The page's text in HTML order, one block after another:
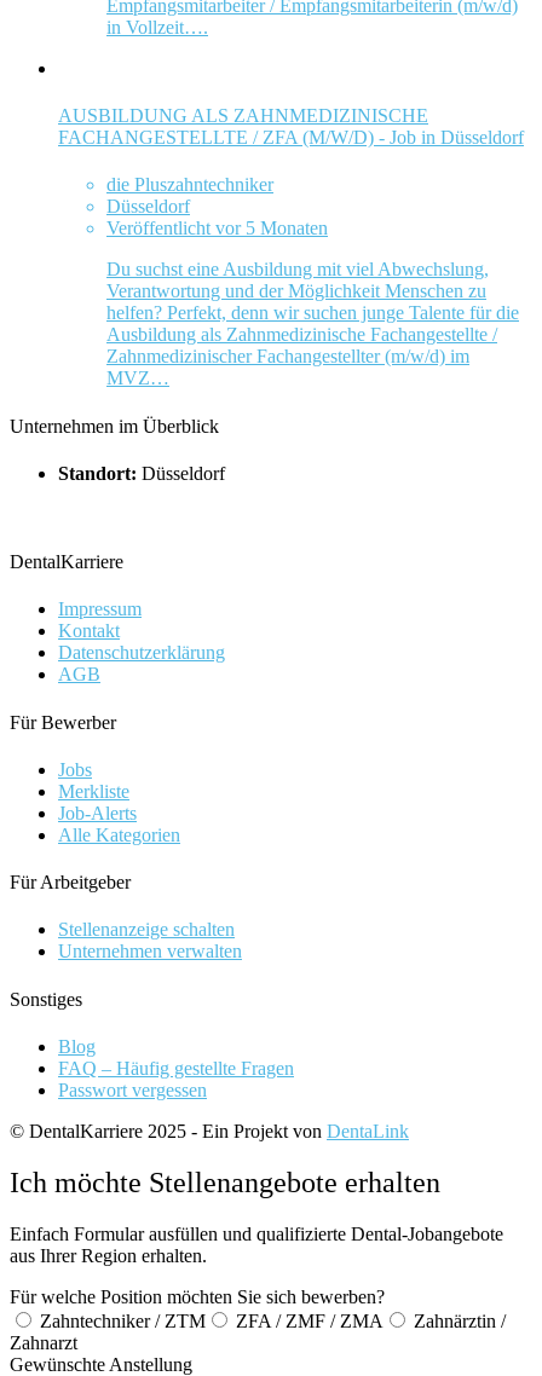
Empfangsmitarbeiter / Empfangsmitarbeiterin (m/w/d)
in Vollzeit….
AUSBILDUNG ALS ZAHNMEDIZINISCHE
FACHANGESTELLTE / ZFA (M/W/D) - Job in Düsseldorf
die Pluszahntechniker
Düsseldorf
Veröffentlicht vor 5 Monaten
Du suchst eine Ausbildung mit viel Abwechslung,
Verantwortung und der Möglichkeit Menschen zu
helfen? Perfekt, denn wir suchen junge Talente für die
Ausbildung als Zahnmedizinische Fachangestellte /
Zahnmedizinischer Fachangestellter (m/w/d) im
MVZ…
Unternehmen im Überblick
Standort: Düsseldorf
DentalKarriere
Impressum
Kontakt
Datenschutzerklärung
AGB
Für Bewerber
Jobs
Merkliste
Job-Alerts
Alle Kategorien
Für Arbeitgeber
Stellenanzeige schalten
Unternehmen verwalten
Sonstiges
Blog
FAQ – Häufig gestellte Fragen
Passwort vergessen
© DentalKarriere 2025 - Ein Projekt von DentaLink
Ich möchte Stellenangebote erhalten
Einfach Formular ausfüllen und qualifizierte Dental-Jobangebote
aus Ihrer Region erhalten.
Für welche Position möchten Sie sich bewerben?
Zahntechniker / ZTM
ZFA / ZMF / ZMA
Zahnärztin /
Zahnarzt
Gewünschte Anstellung